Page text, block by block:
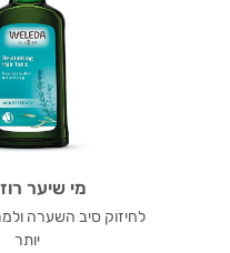
מי שיער
לחיזוק סיב השערה
יותר